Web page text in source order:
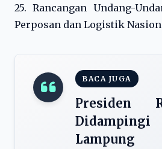
25. Rancangan Undang-
Perposan dan Logistik
BACA JUGA
Presiden